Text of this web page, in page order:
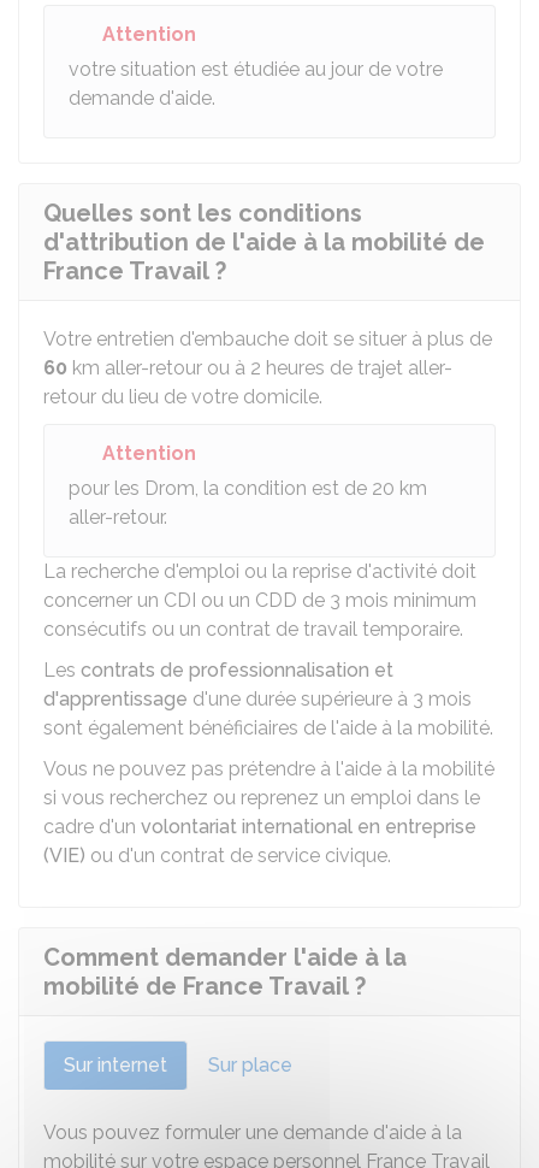
Attention
votre situation est étudiée au jour de votre
demande d'aide.
Quelles sont les conditions
d'attribution de l'aide à la mobilité de
France Travail ?
Votre entretien d'embauche doit se situer à plus de
60 km aller-retour ou à 2 heures de trajet aller-
retour du lieu de votre domicile.
Attention
pour les Drom, la condition est de 20 km
aller-retour.
La recherche d'emploi ou la reprise d'activité doit
concerner un CDI ou un CDD de 3 mois minimum
consécutifs ou un contrat de travail temporaire.
Les contrats de professionnalisation et
d'apprentissage d'une durée supérieure à 3 mois
sont également bénéficiaires de l'aide à la mobilité.
Vous ne pouvez pas prétendre à l'aide à la mobilité
si vous recherchez ou reprenez un emploi dans le
cadre d'un volontariat international en entreprise
(VIE) ou d'un contrat de service civique.
Comment demander l'aide à la
mobilité de France Travail ?
Sur internet Sur place
Vous pouvez formuler une demande d'aide à la
mobilité sur votre espace personnel France Travail